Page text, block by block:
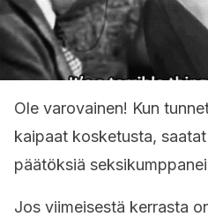
Ole varovainen! Kun
kaipaat kosketusta,
päätöksiä
Jos viimeisestä kerrasta